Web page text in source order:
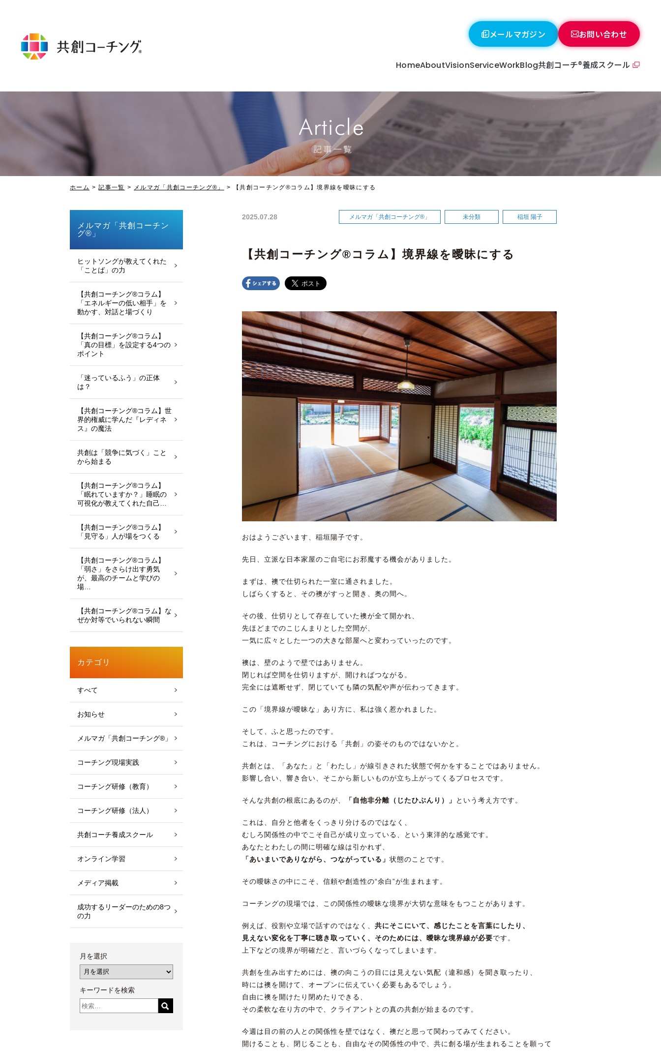
メールマガジン お問い合わせ
HomeAbout
Co-Creative coaching
VisionServiceWorkBlog共創コーチ®養成スクール
ホーム 記事一覧 メルマガ「共創コーチング®」 【共創コーチング®︎コラム】境界線を曖昧にする
2025.07.28 メルマガ「共創コーチング®」 未分類 稲垣 陽子
【共創コーチング®︎コラム】境界線を曖昧にする
おはようございます、稲垣陽子です。
先日、立派な日本家屋のご自宅にお邪魔する機会がありました。
まずは、襖で仕切られた一室に通されました。
しばらくすると、その襖がすっと開き、奥の間へ。
その後、仕切りとして存在していた襖が全て開かれ、
先ほどまでのこじんまりとした空間が、
一気に広々とした一つの大きな部屋へと変わっていったのです。
襖は、壁のようで壁ではありません。
閉じれば空間を仕切りますが、開ければつながる。
完全には遮断せず、閉じていても隣の気配や声が伝わってきます。
この「境界線が曖昧な」あり方に、私は強く惹かれました。
そして、ふと思ったのです。
これは、コーチングにおける「共創」の姿そのものではないかと。
共創とは、「あなた」と「わたし」が線引きされた状態で何かをすることではありません。
影響し合い、響き合い、そこから新しいものが立ち上がってくるプロセスです。
そんな共創の根底にあるのが、 「自他非分離（じたひぶんり）」 という考え方です。
これは、自分と他者をくっきり分けるのではなく、
むしろ関係性の中でこそ自己が成り立っている、という東洋的な感覚です。
あなたとわたしの間に明確な線は引かれず、
「あいまいでありながら、つながっている」 状態のことです。
その曖昧さの中にこそ、信頼や創造性の“余白”が生まれます。
コーチングの現場では、この関係性の曖昧な境界が大切な意味をもつことがあります。
例えば、役割や立場で話すのではなく、 共にそこにいて、感じたことを言葉にしたり、
見えない変化を丁寧に聴き取っていく、そのためには、曖昧な境界線が必要です。
上下などの境界が明確だと、言いづらくなってしまいます。
共創を生み出すためには、襖の向こうの目には見えない気配（違和感）を聞き取ったり、
時には襖を開けて、オープンに伝えていく必要もあるでしょう。
自由に襖を開けたり閉めたりできる、
その柔軟な在り方の中で、クライアントとの真の共創が始まるのです。
今週は目の前の人との関係性を壁ではなく、襖だと思って関わってみてください。
開けることも、閉じることも、自由なその関係性の中で、共に創る場が生まれることを願って
メルマガ「共創コーチン
グ®」
ヒットソングが教えてくれた
「ことば」の力
【共創コーチング®︎コラム】
「エネルギーの低い相手」を
動かす、対話と場づくり
【共創コーチング®︎コラム】
「真の目標」を設定する4つの
ポイント
「迷っているふう」の正体
は？
【共創コーチング®︎コラム】世
界的権威に学んだ『レディネ
ス』の魔法
共創は「競争に気づく」こと
から始まる
【共創コーチング®︎コラム】
「眠れていますか？」睡眠の
可視化が教えてくれた自己…
【共創コーチング®︎コラム】
「見守る」人が場をつくる
【共創コーチング®︎コラム】
「弱さ」をさらけ出す勇気
が、最高のチームと学びの
場…
【共創コーチング®︎コラム】な
ぜか対等でいられない瞬間
カテゴリ
すべて
お知らせ
メルマガ「共創コーチング®」
コーチング現場実践
コーチング研修（教育）
コーチング研修（法人）
共創コーチ養成スクール
オンライン学習
メディア掲載
成功するリーダーのための8つ
の力
月を選択
キーワードを検索